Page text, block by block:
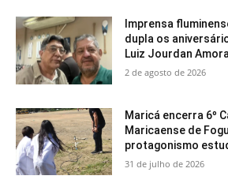
Imprensa
dupla os
Luiz Jourdan Amora
2 de agosto de 2026
Maricá encerra 6º
Maricaense de
protagonismo
31 de julho de 2026